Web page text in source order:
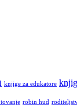
knjige za edukatore
robin hud